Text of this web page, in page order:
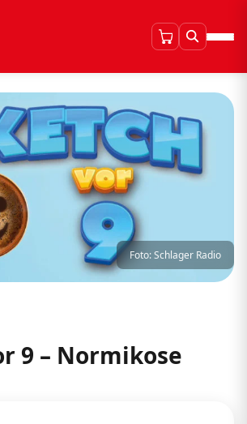
Foto: Schlager Radio
9 – Normikose